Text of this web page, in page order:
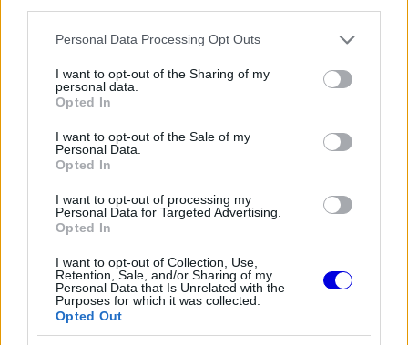
Please note that this website/app uses one or more Google
not limited to your visit or usage behaviour. You may click to
grant or deny consent to Google and its third-party tags to
use your data for below specified purposes in below Google
consent section.
Personal Data Processing Opt Outs
I want to opt-out of the Sharing of my
personal data.
Opted In
I want to opt-out of the Sale of my
Personal Data.
Opted In
I want to opt-out of processing my
Personal Data for Targeted Advertising.
Opted In
I want to opt-out of Collection, Use,
Retention, Sale, and/or Sharing of my
Personal Data that Is Unrelated with the
Purposes for which it was collected.
Opted Out
menesztett, 2026-ban Cadillackel visszatérő hazai
hős, Sergio Pérez teljesítményéről. A Grand Prix
Newsnak nyilatkozva Norris így értékelte Max
Verstappen helyzetét és közvetve Pérez szerepét:
EZEKET IS AJÁNLJUK
A McLaren korábbi szerelője
kitálalt Hamilton F1-es
debütálásáról